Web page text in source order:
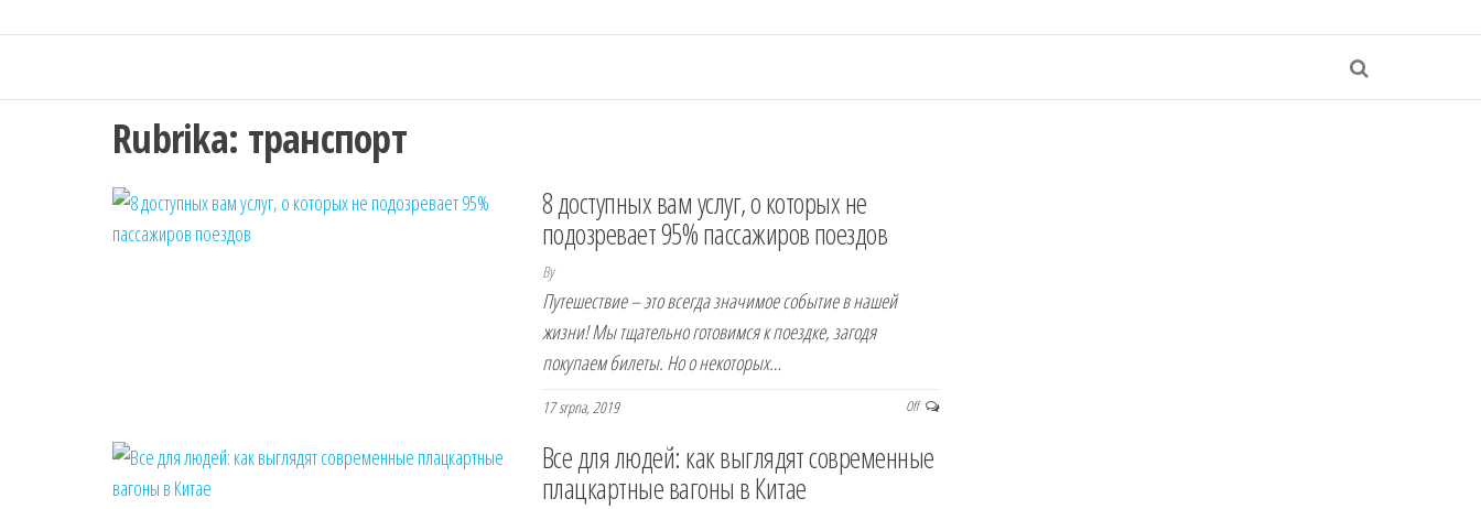
Rubrika: транспорт
8 доступных вам услуг, о которых не
подозревает 95% пассажиров поездов
By
Путешествие – это всегда значимое событие в нашей
жизни! Мы тщательно готовимся к поездке, загодя
покупаем билеты. Но о некоторых…
17 srpna, 2019 Off
Все для людей: как выглядят современные
плацкартные вагоны в Китае